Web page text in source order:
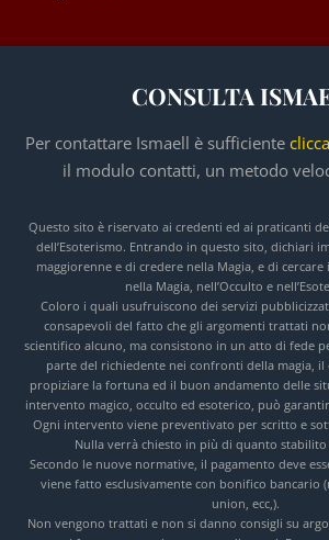
CONSULTA
Per contattare Ismaell è sufficiente
il modulo contatti, un metodo
Questo sito è riservato ai credenti ed ai praticanti
dell’Esoterismo. Entrando in questo sito, dichiari
maggiorenne e di credere nella Magia, e di
nella Magia, nell’Occulto e
Coloro i quali usufruiscono dei servizi
consapevoli del fatto che gli argomenti trattati
scientifico alcuno, ma consistono in un atto di fede
parte del richiedente nei confronti della magia, il
propiziare la fortuna ed il buon andamento delle
intervento magico, occulto ed esoterico, può
Ogni intervento viene preventivato per scritto e
Nulla verrà chiesto in più di quanto
Secondo le nuove normative, il pagamento deve
viene fatto esclusivamente con bonifico bancario
union, ecc,).
Non vengono trattati e non si danno consigli su